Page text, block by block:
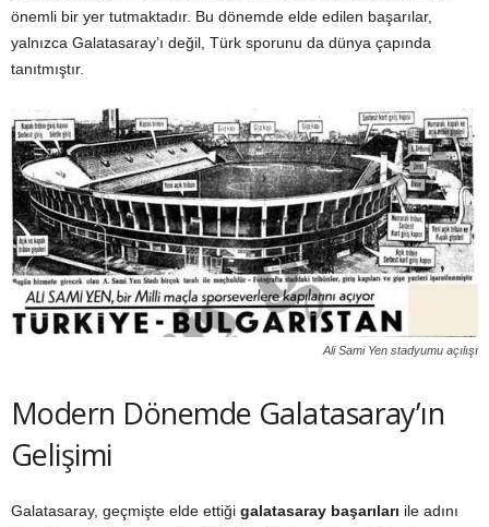
önemli bir yer tutmaktadır. Bu dönemde elde edilen başarılar,
yalnızca Galatasaray’ı değil, Türk sporunu da dünya çapında
tanıtmıştır.
Ali Sami Yen stadyumu açılışı
Modern Dönemde Galatasaray’ın
Gelişimi
Galatasaray, geçmişte elde ettiği galatasaray başarıları ile adını